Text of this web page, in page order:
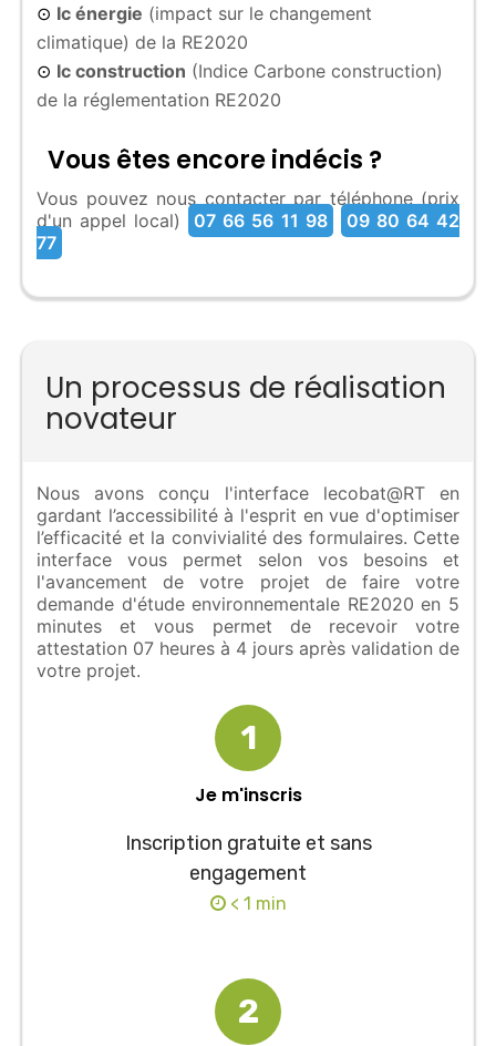
⊙ Ic énergie (impact sur le changement
climatique) de la RE2020
⊙ Ic construction (Indice Carbone construction)
de la réglementation RE2020
Vous êtes encore indécis ?
Vous pouvez nous contacter par téléphone (prix
d'un appel local)
07 66 56 11 98
09 80 64 42
77
Un processus de réalisation
novateur
Nous avons conçu l'interface lecobat@RT en
gardant l’accessibilité à l'esprit en vue d'optimiser
l’efficacité et la convivialité des formulaires. Cette
interface vous permet selon vos besoins et
l'avancement de votre projet de faire votre
demande d'étude environnementale RE2020 en 5
minutes et vous permet de recevoir votre
attestation 07 heures à 4 jours après validation de
votre projet.
1
Je m'inscris
Inscription gratuite et sans
engagement
< 1 min
2